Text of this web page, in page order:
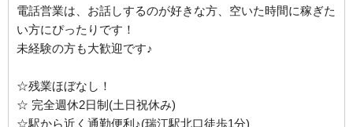
電話営業は、お話しするのが好きな方、空いた時間に稼ぎた
い方にぴったりです！
未経験の方も大歓迎です♪
☆残業ほぼなし！
☆ 完全週休2日制(土日祝休み)
☆駅から近く通勤便利♪(瑞江駅北口徒歩1分)